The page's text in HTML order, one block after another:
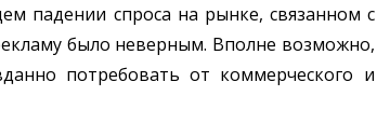
падении спроса на рынке, связанном с
было неверным. Вполне возможно,
потребовать от коммерческого и